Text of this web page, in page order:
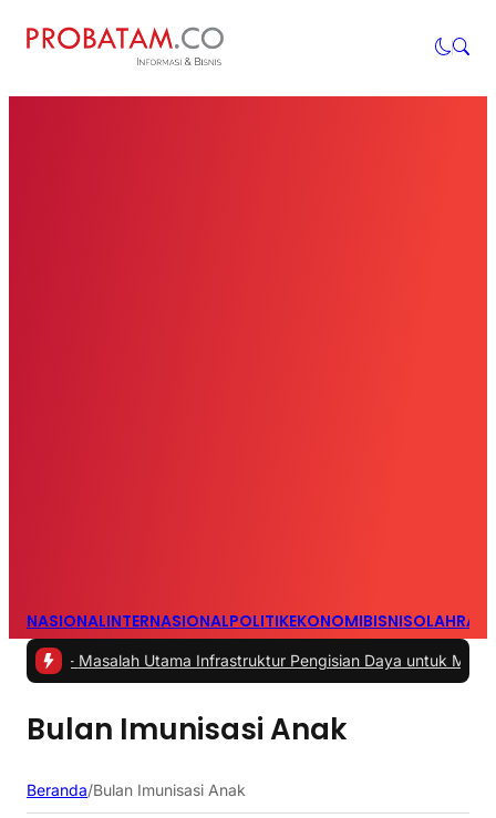
NASIONALINTERNASIONALPOLITIKEKONOMIBISNIS
Masalah Utama Infrastruktur Pengisian Daya untuk Mobil Listrik
Bulan Imunisasi Anak
Beranda/Bulan Imunisasi Anak